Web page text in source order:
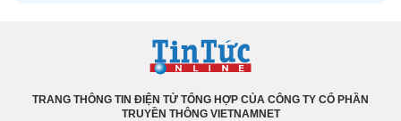
TRANG THÔNG TIN ĐIỆN TỬ TỔNG HỢP CỦA CÔNG TY CỔ PHẦN
TRUYỀN THÔNG VIETNAMNET